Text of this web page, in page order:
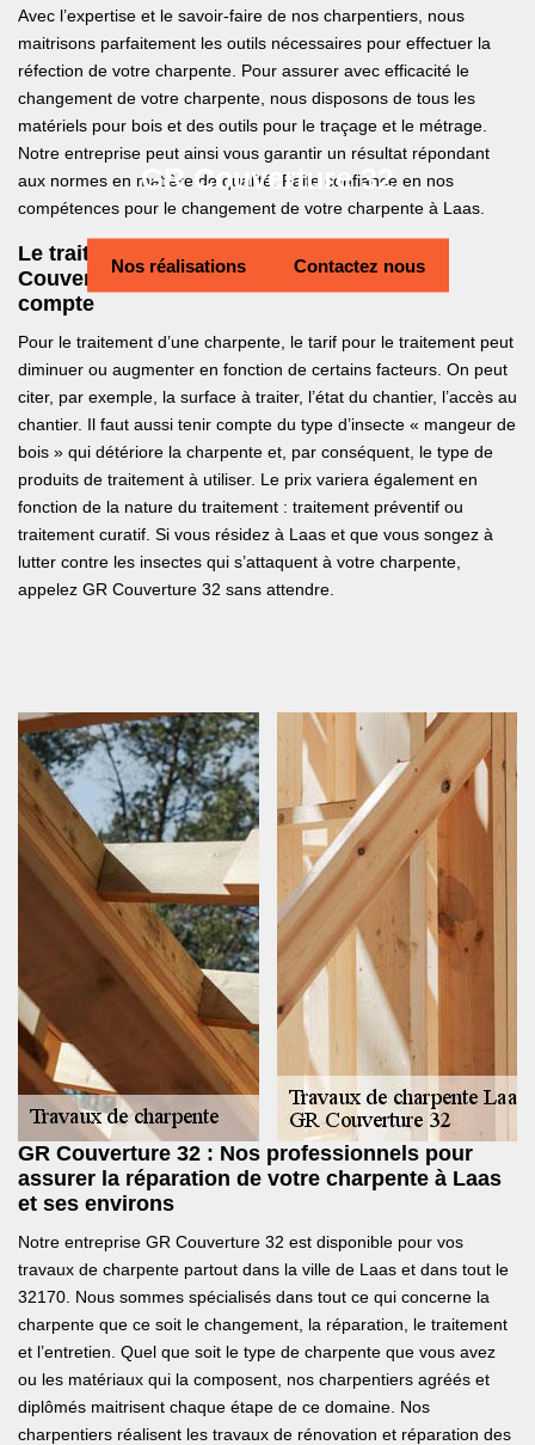
GR Couverture 32
Nos réalisations Contactez nous
Avec l’expertise et le savoir-faire de nos charpentiers, nous
maitrisons parfaitement les outils nécessaires pour effectuer la
réfection de votre charpente. Pour assurer avec efficacité le
changement de votre charpente, nous disposons de tous les
matériels pour bois et des outils pour le traçage et le métrage.
Notre entreprise peut ainsi vous garantir un résultat répondant
aux normes en matière de qualité. Faite confiance en nos
compétences pour le changement de votre charpente à Laas.
Le traitement de votre charpente avec GR
Couverture 32 : Les critères à prendre en
compte
Pour le traitement d’une charpente, le tarif pour le traitement peut
diminuer ou augmenter en fonction de certains facteurs. On peut
citer, par exemple, la surface à traiter, l’état du chantier, l’accès au
chantier. Il faut aussi tenir compte du type d’insecte « mangeur de
bois » qui détériore la charpente et, par conséquent, le type de
produits de traitement à utiliser. Le prix variera également en
fonction de la nature du traitement : traitement préventif ou
traitement curatif. Si vous résidez à Laas et que vous songez à
lutter contre les insectes qui s’attaquent à votre charpente,
appelez GR Couverture 32 sans attendre.
GR Couverture 32 : Nos professionnels pour
assurer la réparation de votre charpente à Laas
et ses environs
Notre entreprise GR Couverture 32 est disponible pour vos
travaux de charpente partout dans la ville de Laas et dans tout le
32170. Nous sommes spécialisés dans tout ce qui concerne la
charpente que ce soit le changement, la réparation, le traitement
et l’entretien. Quel que soit le type de charpente que vous avez
ou les matériaux qui la composent, nos charpentiers agréés et
diplômés maitrisent chaque étape de ce domaine. Nos
charpentiers réalisent les travaux de rénovation et réparation des